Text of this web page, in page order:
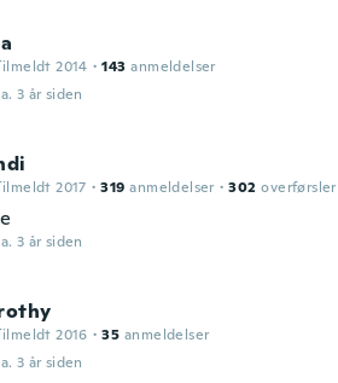
2014 · 143 anmeldelser
3 år siden
2017 · 319 anmeldelser · 302 overførsler
3 år siden
2016 · 35 anmeldelser
3 år siden